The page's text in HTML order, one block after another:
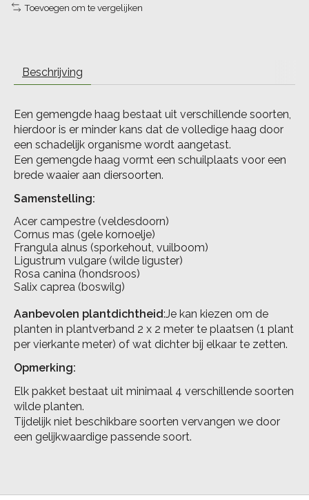
Toevoegen om te vergelijken
Beschrijving
Een gemengde haag bestaat uit verschillende soorten,
hierdoor is er minder kans dat de volledige haag door
een schadelijk organisme wordt aangetast.
Een gemengde haag vormt een schuilplaats voor een
brede waaier aan diersoorten.
Samenstelling:
Acer campestre (veldesdoorn)
Cornus mas (gele kornoelje)
Frangula alnus (sporkehout, vuilboom)
Ligustrum vulgare (wilde liguster)
Rosa canina (hondsroos)
Salix caprea (boswilg)
Aanbevolen plantdichtheid:Je kan kiezen om de
planten in plantverband 2 x 2 meter te plaatsen (1 plant
per vierkante meter) of wat dichter bij elkaar te zetten.
Opmerking:
Elk pakket bestaat uit minimaal 4 verschillende soorten
wilde planten.
Tijdelijk niet beschikbare soorten vervangen we door
een gelijkwaardige passende soort.